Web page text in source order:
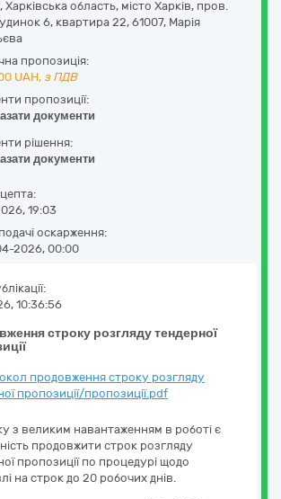
, Харківська область, місто Харків, пров.
6, квартира 22, 61007, Марія
пропозиція:
UAH, з ПДВ
пропозиції:
документи
рішення:
документи
19:03
оскарження:
2026, 00:00
строку розгляду тендерної
10:36:56
продовження строку розгляду
пропозиції/пропозиції.pdf
з великим навантаженням в роботі є
продовжити строк розгляду
пропозиції по процедурі щодо
на строк до 20 робочих днів.